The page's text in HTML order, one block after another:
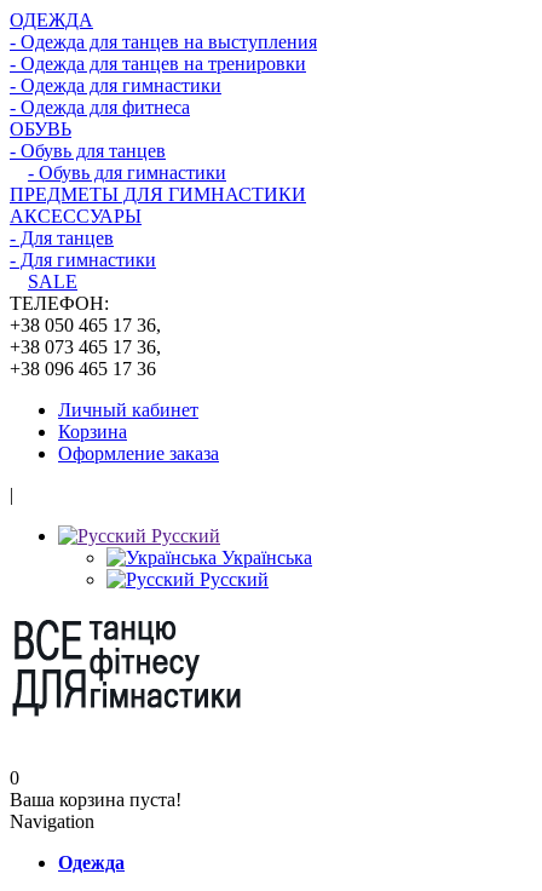
ОДЕЖДА
- Одежда для танцев на выступления
- Одежда для танцев на тренировки
- Одежда для гимнастики
- Одежда для фитнеса
ОБУВЬ
- Обувь для танцев
- Обувь для гимнастики
ПРЕДМЕТЫ ДЛЯ ГИМНАСТИКИ
АКСЕССУАРЫ
- Для танцев
- Для гимнастики
SALE
ТЕЛЕФОН:
+38 050 465 17 36,
+38 073 465 17 36,
+38 096 465 17 36
Личный кабинет
Корзина
Оформление заказа
|
Русский
Українська
Русский
0
Ваша корзина пуста!
Navigation
Одежда